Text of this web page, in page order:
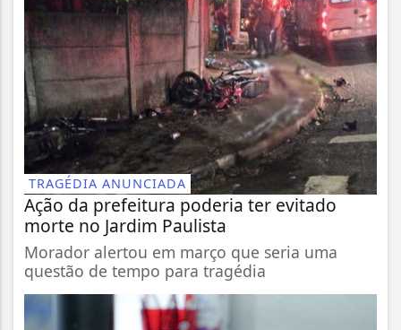
TRAGÉDIA ANUNCIADA
Ação da prefeitura poderia ter evitado
morte no Jardim Paulista
Morador alertou em março que seria uma
questão de tempo para tragédia